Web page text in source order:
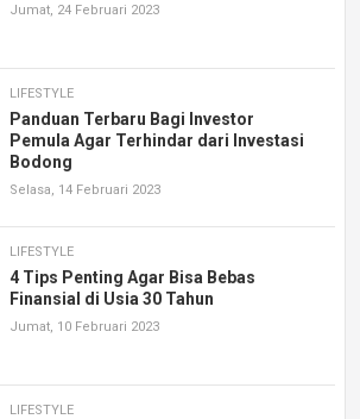
Jumat, 24 Februari 2023
LIFESTYLE
Panduan Terbaru Bagi Investor
Pemula Agar Terhindar dari Investasi
Bodong
Selasa, 14 Februari 2023
LIFESTYLE
4 Tips Penting Agar Bisa Bebas
Finansial di Usia 30 Tahun
Jumat, 10 Februari 2023
LIFESTYLE